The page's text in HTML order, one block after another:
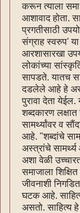
करून त्याला
आशावाद होता.
प्रगतीसाठी
संग्राह स्वरुप' या
आरशासारखा
लोकांच्या
सापडते. यातच
दडलेले आहे हे असे
पुरावा देता येईल.
शब्दकारण लक्षात
सामर्थ्यांवर व
आहे. "शब्दांचे
अस्त्रांचे
अशा वेळी
समाजाला
जीवनाशी
घटक आहे.
असतो. साहित्य